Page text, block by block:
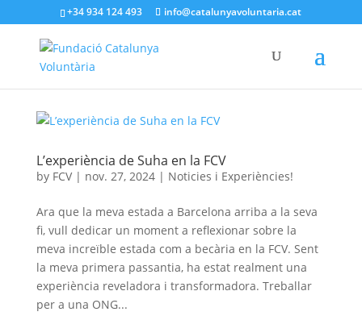
+34 934 124 493 info@catalunyavoluntaria.cat
L’experiència de Suha en la FCV
by FCV| nov. 27, 2024| Noticies i Experiències!
Ara que la meva estada a Barcelona arriba a la seva
fi, vull dedicar un moment a reflexionar sobre la
meva increïble estada com a becària en la FCV. Sent
la meva primera passantia, ha estat realment una
experiència reveladora i transformadora. Treballar
per a una ONG...